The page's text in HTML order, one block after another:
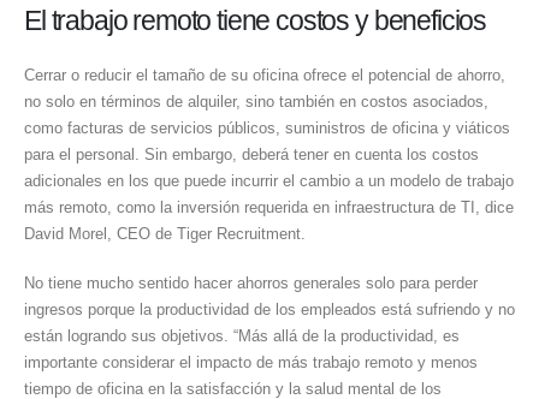
El trabajo remoto tiene costos y beneficios
Cerrar o reducir el tamaño de su oficina ofrece el potencial de ahorro,
no solo en términos de alquiler, sino también en costos asociados,
como facturas de servicios públicos, suministros de oficina y viáticos
para el personal. Sin embargo, deberá tener en cuenta los costos
adicionales en los que puede incurrir el cambio a un modelo de trabajo
más remoto, como la inversión requerida en infraestructura de TI, dice
David Morel, CEO de Tiger Recruitment.
No tiene mucho sentido hacer ahorros generales solo para perder
ingresos porque la productividad de los empleados está sufriendo y no
están logrando sus objetivos. “Más allá de la productividad, es
importante considerar el impacto de más trabajo remoto y menos
tiempo de oficina en la satisfacción y la salud mental de los